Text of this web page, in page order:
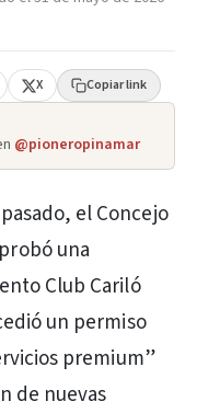
X Copiar link
@pioneropinamar
el Concejo
una
Club Cariló
un permiso
premium”
de nuevas